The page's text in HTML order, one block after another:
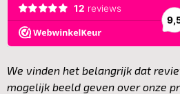
We vinden het belangrijk dat
mogelijk beeld geven over onze